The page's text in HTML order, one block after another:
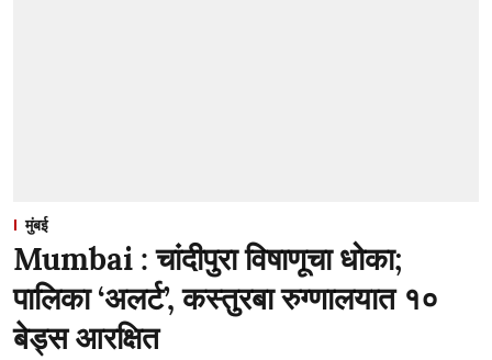
मुंबई
Mumbai : चांदीपुरा विषाणूचा धोका;
पालिका ‘अलर्ट’, कस्तुरबा रुग्णालयात १०
बेड्स आरक्षित